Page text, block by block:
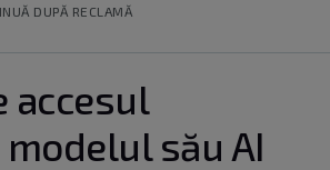
DUPĂ RECLAMĂ
accesul
său AI